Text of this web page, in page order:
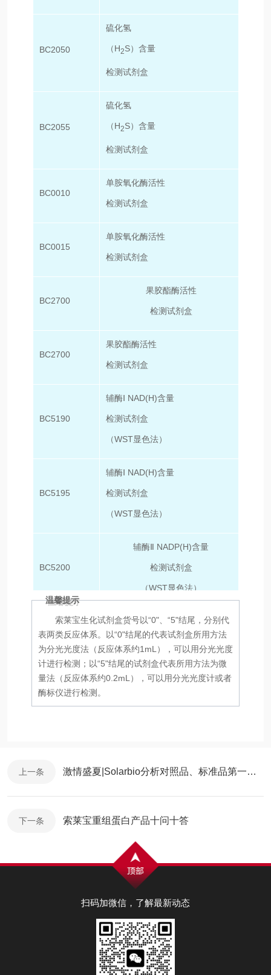
BC2050
硫化氢
（H2S）含量
检测试剂盒
BC2055
硫化氢
（H2S）含量
检测试剂盒
BC0010
单胺氧化酶活性
检测试剂盒
BC0015
单胺氧化酶活性
检测试剂盒
BC2700
果胶酯酶活性
检测试剂盒
BC2700
果胶酯酶活性
检测试剂盒
BC5190
辅酶Ⅰ NAD(H)含量
检测试剂盒
（WST显色法）
BC5195
辅酶Ⅰ NAD(H)含量
检测试剂盒
（WST显色法）
BC5200
辅酶Ⅱ NADP(H)含量
检测试剂盒
（WST显色法）
BC5205
辅酶Ⅱ NADP(H)含量
检测试剂盒
（WST显色法）
谷氨酸（Glu）含量
BC5220
多胺氧化酶
（PAO）活性
检测试剂盒
50T/
多胺氧化酶
（PAO）活性
检测试剂盒
温馨提示
索莱宝生化试剂盒货号以“0"、“5"结尾，分别代
表两类反应体系。以“0"结尾的代表试剂盒所用方法
为分光光度法（反应体系约1mL），可以用分光光度
计进行检测；以“5"结尾的试剂盒代表所用方法为微
量法（反应体系约0.2mL），可以用分光光度计或者
酶标仪进行检测。
上一条 激情盛夏|Solarbio分析对照品、标准品第一期推介会
下一条 索莱宝重组蛋白产品十问十答
扫码加微信，了解最新动态